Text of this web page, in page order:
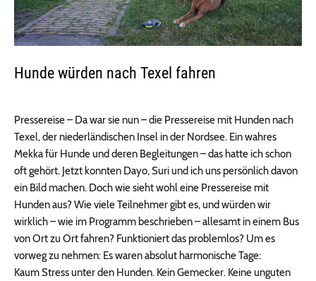
Hunde würden nach Texel fahren
Pressereise – Da war sie nun – die Pressereise mit Hunden nach
Texel, der niederländischen Insel in der Nordsee. Ein wahres
Mekka für Hunde und deren Begleitungen – das hatte ich schon
oft gehört. Jetzt konnten Dayo, Suri und ich uns persönlich davon
ein Bild machen. Doch wie sieht wohl eine Pressereise mit
Hunden aus? Wie viele Teilnehmer gibt es, und würden wir
wirklich – wie im Programm beschrieben – allesamt in einem Bus
von Ort zu Ort fahren? Funktioniert das problemlos? Um es
vorweg zu nehmen: Es waren absolut harmonische Tage:
Kaum Stress unter den Hunden. Kein Gemecker. Keine unguten